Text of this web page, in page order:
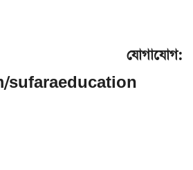
যোগাযোগ:
sufaraeducation